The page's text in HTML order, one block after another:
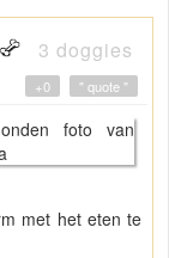
3 doggies
" quote "
+0
met het eten te